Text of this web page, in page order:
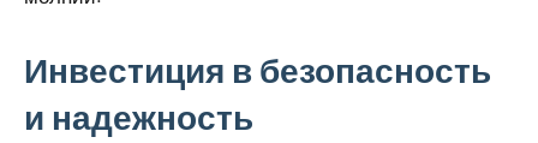
Инвестиция в безопасность
и надежность